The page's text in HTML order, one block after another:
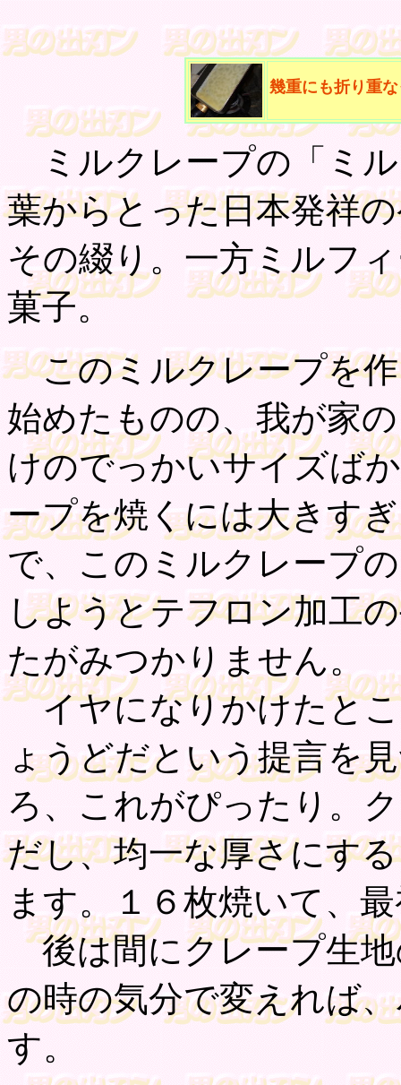
幾重にも折り重
ミルクレープの「ミ
葉からとった日本発祥
その綴り。一方ミルフ
菓子。
このミルクレープを作
始めたものの、我が家
けのでっかいサイズば
ープを焼くには大きす
で、このミルクレープ
しようとテフロン加工
たがみつかりません。
イヤになりかけたと
ょうどだという提言を
ろ、これがぴったり。
だし、均一な厚さにす
ます。１６枚焼いて、
後は間にクレープ生
の時の気分で変えれば
す。